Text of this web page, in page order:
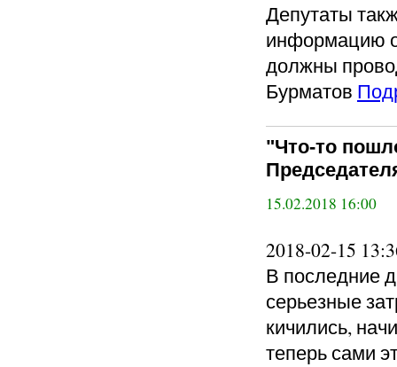
Депутаты
информацию
должны
Бурматов
"Что-то
15.02.2018 16:00
2018-02-15
В последние
серьезные
кичились,
теперь сами